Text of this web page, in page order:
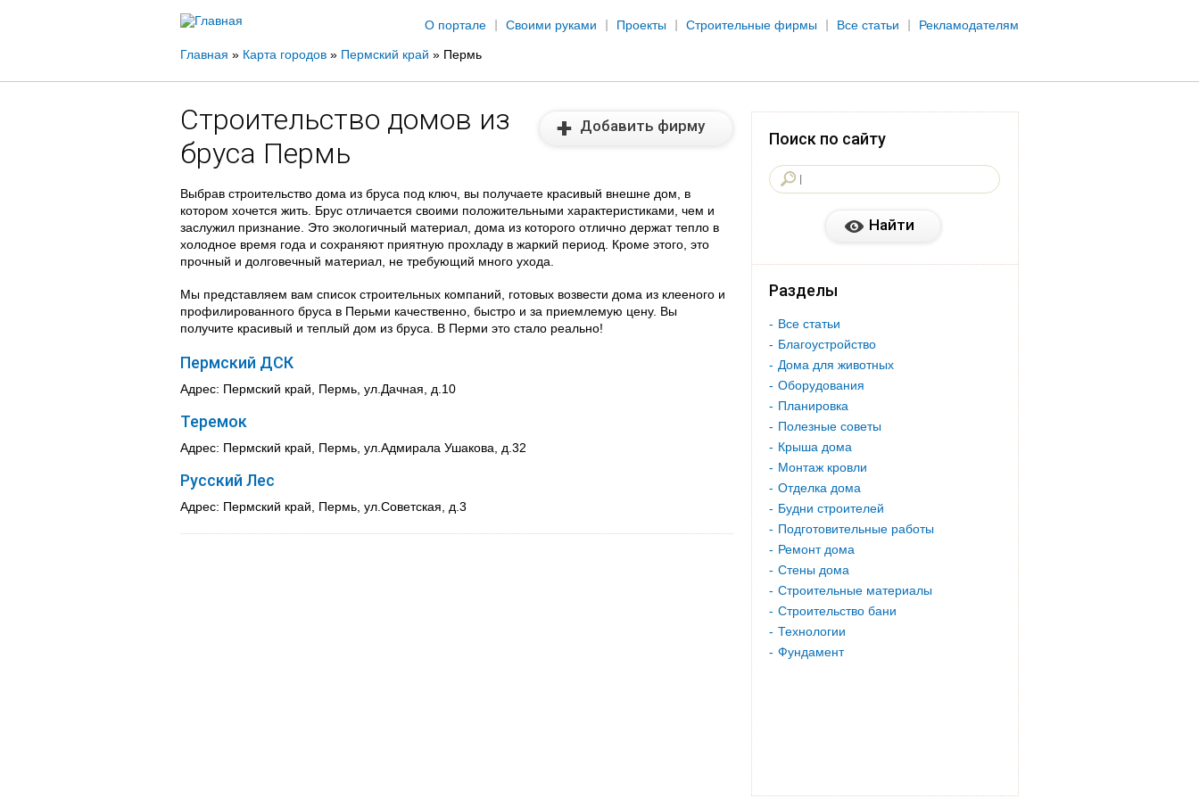
О портале
Своими руками Проекты Строительные фирмы Все статьи Рекламодателям
Вы
здесь
Главная » Карта городов » Пермский край » Пермь
Строительство домов из
бруса Пермь
Добавить фирму
Выбрав строительство дома из бруса под ключ, вы получаете красивый внешне дом, в
котором хочется жить. Брус отличается своими положительными характеристиками, чем и
заслужил признание. Это экологичный материал, дома из которого отлично держат тепло в
холодное время года и сохраняют приятную прохладу в жаркий период. Кроме этого, это
прочный и долговечный материал, не требующий много ухода.
Мы представляем вам список строительных компаний, готовых возвести дома из клееного и
профилированного бруса в Перьми качественно, быстро и за приемлемую цену. Вы
получите красивый и теплый дом из бруса. В Перми это стало реально!
Пермский ДСК
Адрес: Пермский край, Пермь, ул.Дачная, д.10
Теремок
Адрес: Пермский край, Пермь, ул.Адмирала Ушакова, д.32
Русский Лес
Адрес: Пермский край, Пермь, ул.Советская, д.3
Поиск по сайту
Разделы
Все статьи
Благоустройство
Дома для животных
Оборудования
Планировка
Полезные советы
Крыша дома
Монтаж кровли
Отделка дома
Будни строителей
Подготовительные работы
Ремонт дома
Стены дома
Строительные материалы
Строительство бани
Технологии
Фундамент